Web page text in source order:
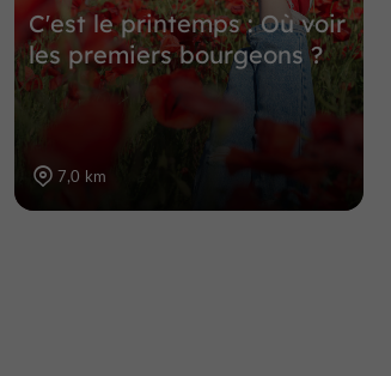
C'est le printemps : Où voir
les premiers bourgeons ?
7,0 km